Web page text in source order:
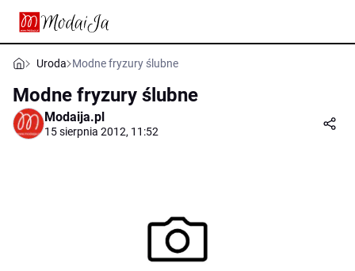
Uroda Modne fryzury ślubne
Modne fryzury ślubne
Modaija.pl
15 sierpnia 2012, 11:52